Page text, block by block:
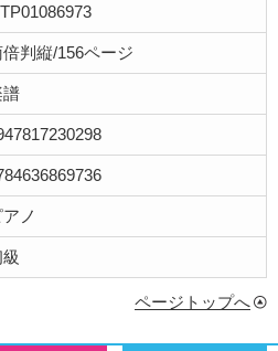
判縦/156ページ
譜
アノ
ページトップへ